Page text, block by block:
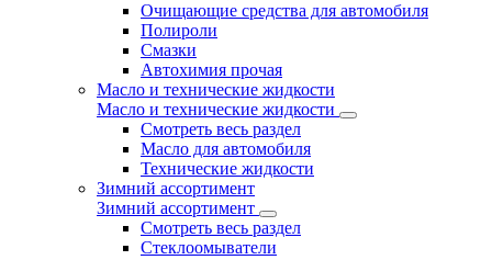
Очищающие средства для автомобиля
Полироли
Смазки
Автохимия прочая
Масло и технические жидкости
Масло и технические жидкости
Смотреть весь раздел
Масло для автомобиля
Технические жидкости
Зимний ассортимент
Зимний ассортимент
Смотреть весь раздел
Стеклоомыватели